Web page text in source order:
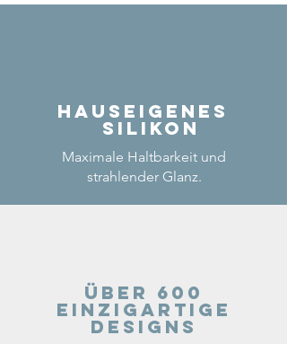
Hauseigenes
Silikon
Maximale Haltbarkeit und
strahlender Glanz.
Über 600
einzigartige
Designs